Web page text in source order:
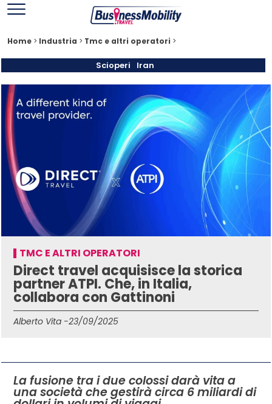
Home > Industria > Tmc e altri operatori >
Scioperi Iran
TMC E ALTRI OPERATORI
Direct travel acquisisce la storica
partner ATPI. Che, in Italia,
collabora con Gattinoni
Alberto Vita -23/09/2025
La fusione tra i due colossi darà vita a
una società che gestirà circa 6 miliardi di